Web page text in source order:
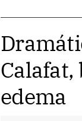
Calafat,
edema